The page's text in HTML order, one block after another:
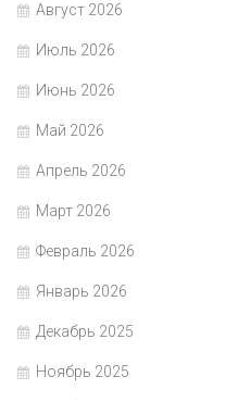
Август 2026
Июль 2026
Июнь 2026
Май 2026
Апрель 2026
Март 2026
Февраль 2026
Январь 2026
Декабрь 2025
Ноябрь 2025